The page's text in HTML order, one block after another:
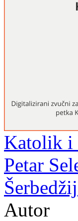
Katolik i
Petar
Autor